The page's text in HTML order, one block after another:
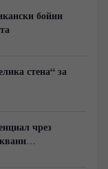
чрез западни
бойни
стена“ за
чрез